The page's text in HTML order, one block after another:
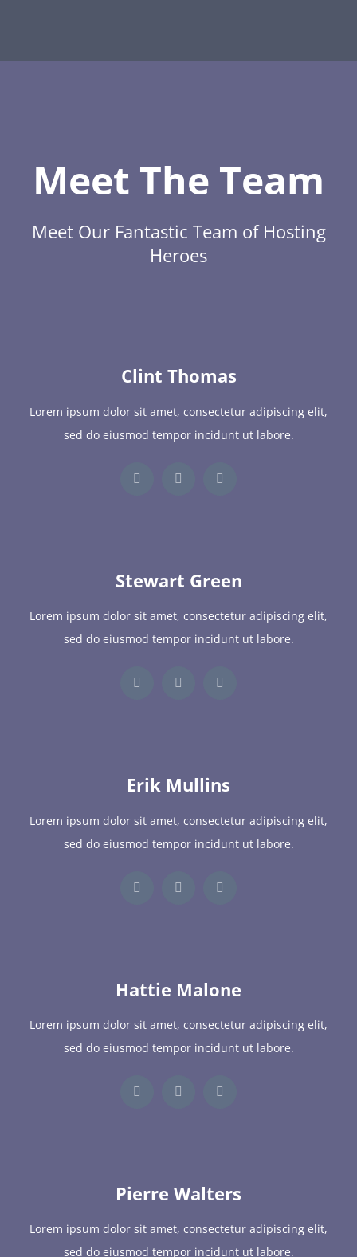
Meet The Team
Meet Our Fantastic Team of Hosting
Heroes
Clint Thomas
Lorem ipsum dolor sit amet, consectetur adipiscing elit,
sed do eiusmod tempor incidunt ut labore.
Stewart Green
Lorem ipsum dolor sit amet, consectetur adipiscing elit,
sed do eiusmod tempor incidunt ut labore.
Erik Mullins
Lorem ipsum dolor sit amet, consectetur adipiscing elit,
sed do eiusmod tempor incidunt ut labore.
Hattie Malone
Lorem ipsum dolor sit amet, consectetur adipiscing elit,
sed do eiusmod tempor incidunt ut labore.
Pierre Walters
Lorem ipsum dolor sit amet, consectetur adipiscing elit,
sed do eiusmod tempor incidunt ut labore.